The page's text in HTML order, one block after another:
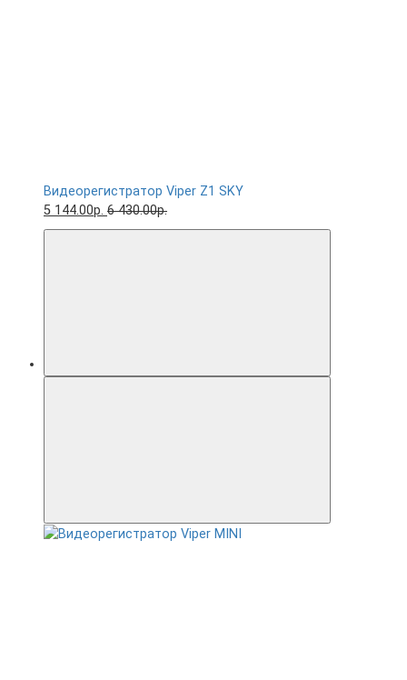
Видеорегистратор Viper Z1 SKY
5 144.00р. 6 430.00р.